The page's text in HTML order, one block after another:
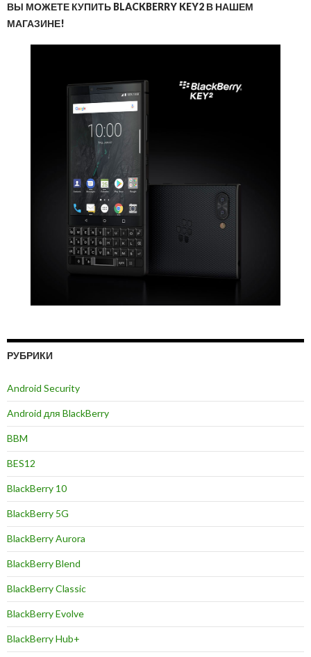
ВЫ МОЖЕТЕ КУПИТЬ BLACKBERRY KEY2 В НАШЕМ
МАГАЗИНЕ!
РУБРИКИ
Android Security
Android для BlackBerry
BBM
BES12
BlackBerry 10
BlackBerry 5G
BlackBerry Aurora
BlackBerry Blend
BlackBerry Classic
BlackBerry Evolve
BlackBerry Hub+